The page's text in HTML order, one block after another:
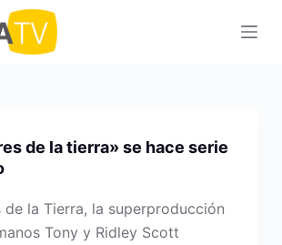
de la tierra» se hace serie
de la Tierra, la superproducción
Tony y Ridley Scott